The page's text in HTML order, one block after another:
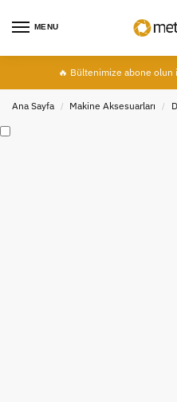
MENU
🔥 Bültenimize abone olun
Ana Sayfa / Makine Aksesuarları /